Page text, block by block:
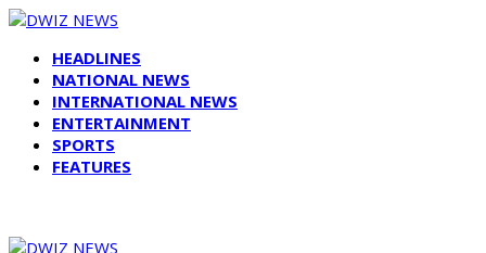
HEADLINES
NATIONAL NEWS
INTERNATIONAL NEWS
ENTERTAINMENT
SPORTS
FEATURES